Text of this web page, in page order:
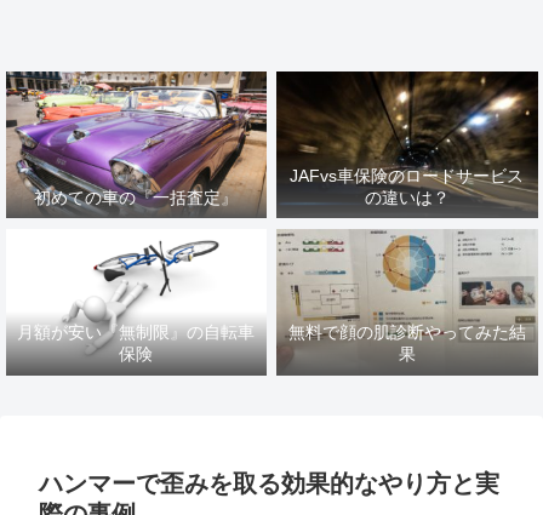
初めての車の『一括査定』
JAFvs車保険のロードサービス
の違いは？
月額が安い『無制限』の自転車
保険
無料で顔の肌診断やってみた結
果
ハンマーで歪みを取る効果的なやり方と実